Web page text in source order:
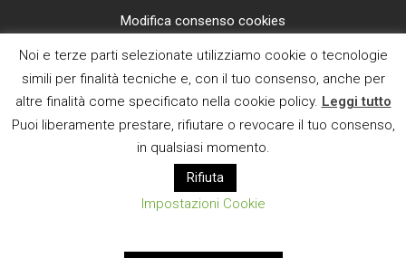
Modifica consenso cookies
CI TROVI ANCHE SU
E MAIL
Noi e terze parti selezionate utilizziamo cookie o tecnologie
simili per finalità tecniche e, con il tuo consenso, anche per
altre finalità come specificato nella cookie policy. Leggi tutto
Puoi liberamente prestare, rifiutare o revocare il tuo consenso,
in qualsiasi momento.
Rifiuta
Impostazioni Cookie